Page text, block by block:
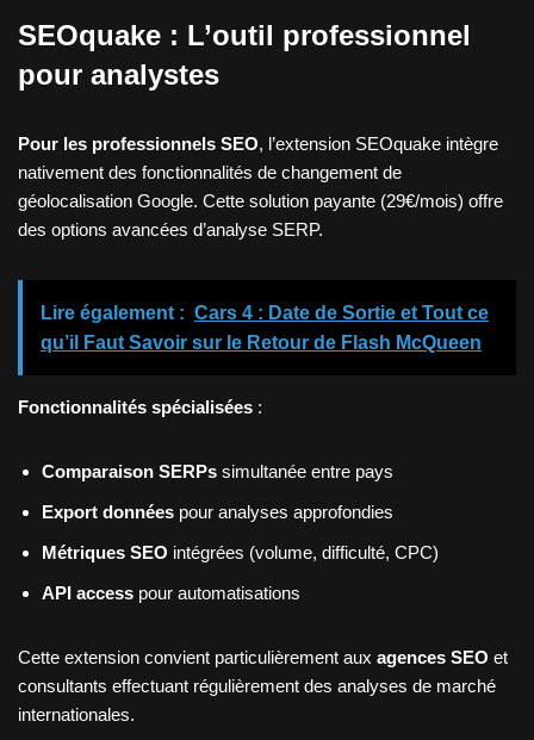
SEOquake : L’outil professionnel
pour analystes
Pour les professionnels SEO, l’extension SEOquake intègre
nativement des fonctionnalités de changement de
géolocalisation Google. Cette solution payante (29€/mois) offre
des options avancées d’analyse SERP.
Lire également : Cars 4 : Date de Sortie et Tout ce
qu’il Faut Savoir sur le Retour de Flash McQueen
Fonctionnalités spécialisées :
Comparaison SERPs simultanée entre pays
Export données pour analyses approfondies
Métriques SEO intégrées (volume, difficulté, CPC)
API access pour automatisations
Cette extension convient particulièrement aux agences SEO et
consultants effectuant régulièrement des analyses de marché
internationales.